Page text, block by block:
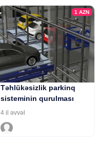
1 AZN
Təhlükəsizlik parkinq
sisteminin qurulması
4 il əvvəl